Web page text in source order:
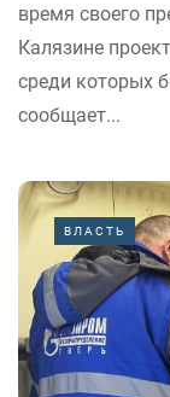
время своего
Калязине
среди которых
сообщает...
ВЛАСТЬ